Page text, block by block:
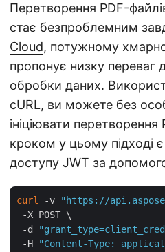
Перетворення PDF-
стає безпроблемним
Cloud, потужному
пропонує низку переваг
обробки даних.
cURL, ви можете без
ініціювати
кроком у цьому підході
доступу JWT за
curl -v "https://
-X POST \
-d
-H
"Content-Type: